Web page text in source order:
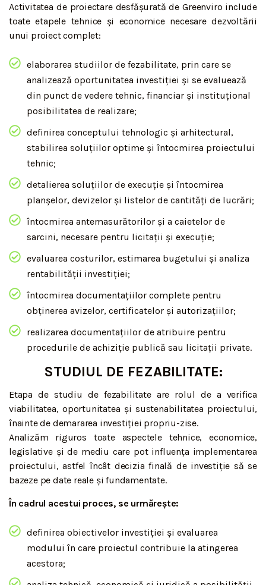
Activitatea de proiectare desfășurată de Greenviro include
toate etapele tehnice și economice necesare dezvoltării
unui proiect complet:
elaborarea studiilor de fezabilitate, prin care se
analizează oportunitatea investiției și se evaluează
din punct de vedere tehnic, financiar și instituțional
posibilitatea de realizare;
definirea conceptului tehnologic și arhitectural,
stabilirea soluțiilor optime și întocmirea proiectului
tehnic;
detalierea soluțiilor de execuție și întocmirea
planșelor, devizelor și listelor de cantități de lucrări;
întocmirea antemasurătorilor și a caietelor de
sarcini, necesare pentru licitații și execuție;
evaluarea costurilor, estimarea bugetului și analiza
rentabilității investiției;
întocmirea documentațiilor complete pentru
obținerea avizelor, certificatelor și autorizațiilor;
realizarea documentațiilor de atribuire pentru
procedurile de achiziție publică sau licitații private.
STUDIUL DE FEZABILITATE:
Etapa de studiu de fezabilitate are rolul de a verifica
viabilitatea, oportunitatea și sustenabilitatea proiectului,
înainte de demararea investiției propriu-zise.
Analizăm riguros toate aspectele tehnice, economice,
legislative și de mediu care pot influența implementarea
proiectului, astfel încât decizia finală de investiție să se
bazeze pe date reale și fundamentate.
În cadrul acestui proces, se urmărește:
definirea obiectivelor investiției și evaluarea
modului în care proiectul contribuie la atingerea
acestora;